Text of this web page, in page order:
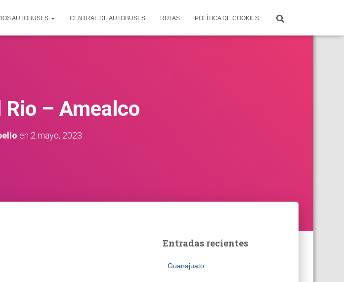
AUTOBUSES CENTRAL DE AUTOBUSES RUTAS POLÍTICA DE COOKIES
Rio – Amealco
en 2 mayo, 2023
Entradas recientes
Guanajuato